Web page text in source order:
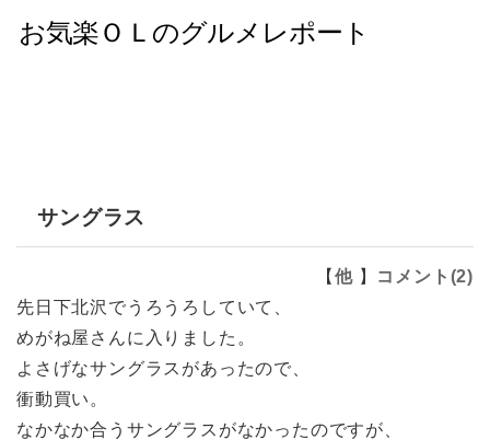
サングラス
【 他】 コメント(2)
先日下北沢でうろうろしていて、
めがね屋さんに入りました。
よさげなサングラスがあったので、
衝動買い。
なかなか合うサングラスがなかったのですが、